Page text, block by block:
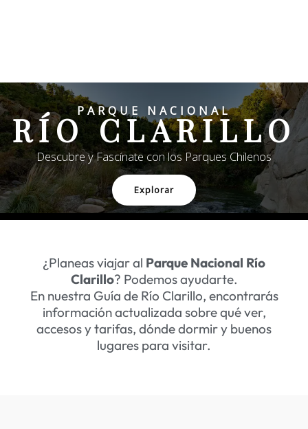
PARQUE NACIONAL
RÍO CLARILLO
Descubre y Fascínate con los Parques Chilenos
Explorar
¿Planeas viajar al Parque Nacional Río
Clarillo? Podemos ayudarte.
En nuestra Guía de Río Clarillo, encontrarás
información actualizada sobre qué ver,
accesos y tarifas, dónde dormir y buenos
lugares para visitar.